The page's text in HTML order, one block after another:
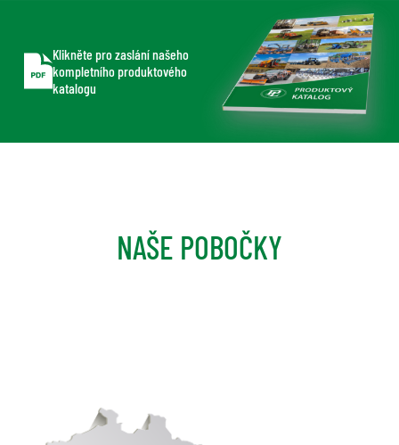
Klikněte pro zaslání našeho
kompletního produktového
katalogu
NAŠE POBOČKY